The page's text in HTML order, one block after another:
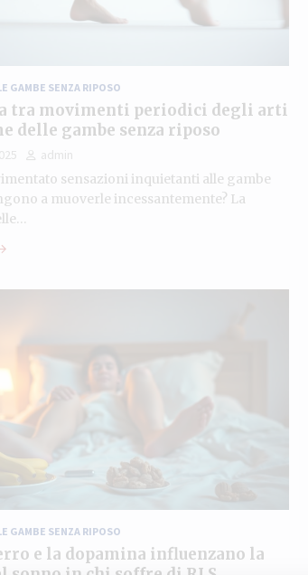
GAMBE SENZA RIPOSO
tra movimenti periodici degli arti
delle gambe senza riposo
admin
sensazioni inquietanti alle gambe
a muoverle incessantemente? La
GAMBE SENZA RIPOSO
e la dopamina influenzano la